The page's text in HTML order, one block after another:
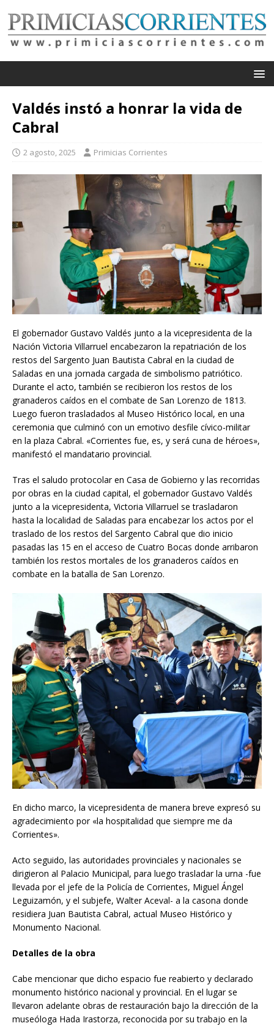
Valdés instó a honrar la vida de
Cabral
2 agosto, 2025 Primicias Corrientes
El gobernador Gustavo Valdés junto a la vicepresidenta de la
Nación Victoria Villarruel encabezaron la repatriación de los
restos del Sargento Juan Bautista Cabral en la ciudad de
Saladas en una jornada cargada de simbolismo patriótico.
Durante el acto, también se recibieron los restos de los
granaderos caídos en el combate de San Lorenzo de 1813.
Luego fueron trasladados al Museo Histórico local, en una
ceremonia que culminó con un emotivo desfile cívico-militar
en la plaza Cabral. «Corrientes fue, es, y será cuna de héroes»,
manifestó el mandatario provincial.
Tras el saludo protocolar en Casa de Gobierno y las recorridas
por obras en la ciudad capital, el gobernador Gustavo Valdés
junto a la vicepresidenta, Victoria Villarruel se trasladaron
hasta la localidad de Saladas para encabezar los actos por el
traslado de los restos del Sargento Cabral que dio inicio
pasadas las 15 en el acceso de Cuatro Bocas donde arribaron
también los restos mortales de los granaderos caídos en
combate en la batalla de San Lorenzo.
En dicho marco, la vicepresidenta de manera breve expresó su
agradecimiento por «la hospitalidad que siempre me da
Corrientes».
Acto seguido, las autoridades provinciales y nacionales se
dirigieron al Palacio Municipal, para luego trasladar la urna -fue
llevada por el jefe de la Policía de Corrientes, Miguel Ángel
Leguizamón, y el subjefe, Walter Aceval- a la casona donde
residiera Juan Bautista Cabral, actual Museo Histórico y
Monumento Nacional.
Detalles de la obra
Cabe mencionar que dicho espacio fue reabierto y declarado
monumento histórico nacional y provincial. En el lugar se
llevaron adelante obras de restauración bajo la dirección de la
museóloga Hada Irastorza, reconocida por su trabajo en la